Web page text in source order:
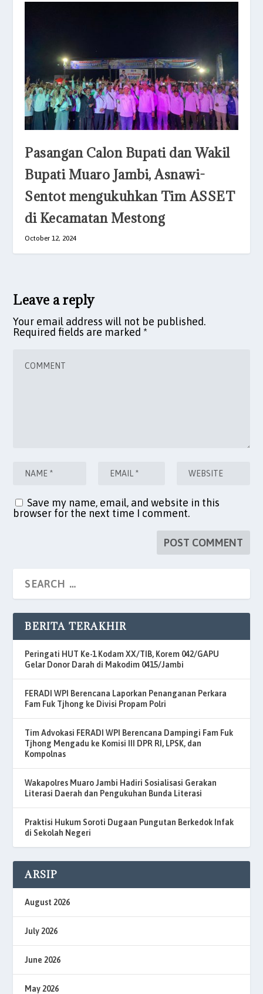
Pasangan Calon Bupati dan Wakil
Bupati Muaro Jambi, Asnawi-
Sentot mengukuhkan Tim ASSET
di Kecamatan Mestong
October 12, 2024
Leave a reply
Your email address will not be published.
Required fields are marked *
Save my name, email, and website in this
browser for the next time I comment.
BERITA TERAKHIR
Peringati HUT Ke-1 Kodam XX/TIB, Korem 042/GAPU
Gelar Donor Darah di Makodim 0415/Jambi
FERADI WPI Berencana Laporkan Penanganan Perkara
Fam Fuk Tjhong ke Divisi Propam Polri
Tim Advokasi FERADI WPI Berencana Dampingi Fam Fuk
Tjhong Mengadu ke Komisi III DPR RI, LPSK, dan
Kompolnas
Wakapolres Muaro Jambi Hadiri Sosialisasi Gerakan
Literasi Daerah dan Pengukuhan Bunda Literasi
Praktisi Hukum Soroti Dugaan Pungutan Berkedok Infak
di Sekolah Negeri
ARSIP
August 2026
July 2026
June 2026
May 2026